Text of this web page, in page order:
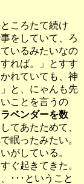
ころたて続け
をしていて、ろ
いるみたいなの
れば。」とすす
れていても、神
と、にゃんも先
ことを言うの
ラベンダーを数
てあたためて、
眠ったみたい。
がしている。
ぐ起きてきた。
･･･ということ